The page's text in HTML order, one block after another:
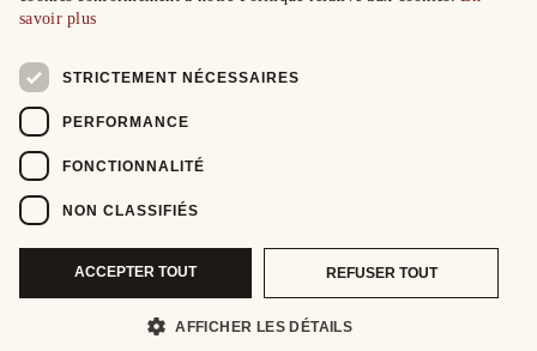
savoir plus
STRICTEMENT NÉCESSAIRES
PERFORMANCE
FONCTIONNALITÉ
NON CLASSIFIÉS
ACCEPTER TOUT REFUSER TOUT
AFFICHER LES DÉTAILS